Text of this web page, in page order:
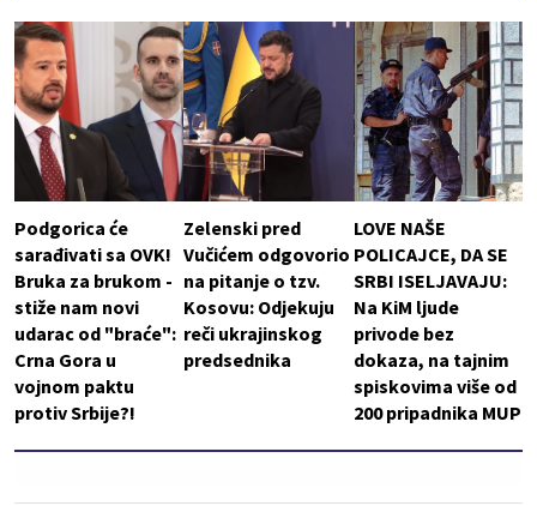
Podgorica će
sarađivati sa OVK!
Bruka za brukom -
stiže nam novi
udarac od "braće":
Crna Gora u
vojnom paktu
protiv Srbije?!
Zelenski pred
Vučićem odgovorio
na pitanje o tzv.
Kosovu: Odjekuju
reči ukrajinskog
predsednika
LOVE NAŠE
POLICAJCE, DA SE
SRBI ISELJAVAJU:
Na KiM ljude
privode bez
dokaza, na tajnim
spiskovima više od
200 pripadnika MUP